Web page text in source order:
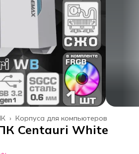
Корпуса для компьютеров
›
Centauri White